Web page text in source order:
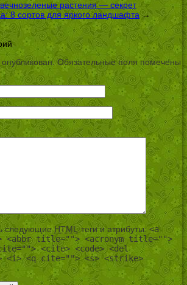
растения — секрет
8 сортов для яркого ландшафта→
Обязательные поля помечены
следующиеHTML-теги и атрибуты:<a
title=""> <acronym title="">
<cite> <code> <del
<i> <q cite=""> <s> <strike>